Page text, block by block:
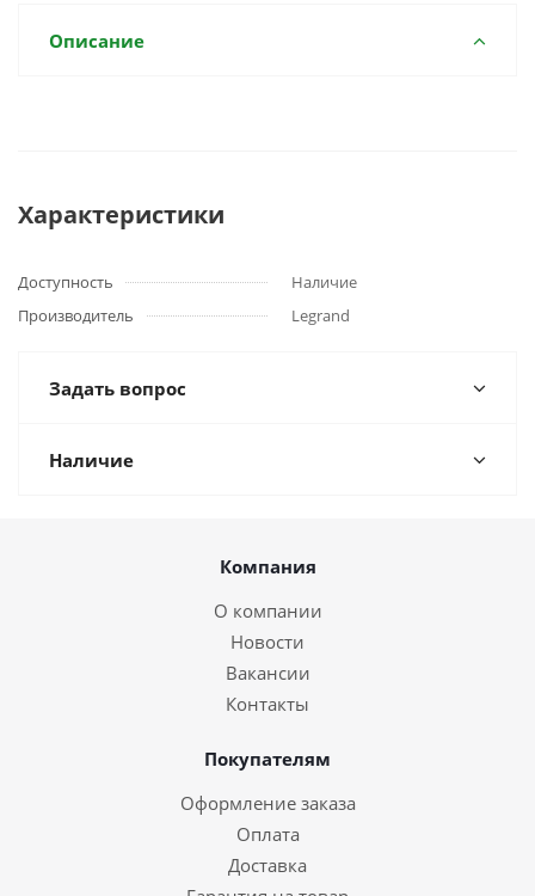
Описание
Характеристики
Доступность
Наличие
Производитель
Legrand
Задать вопрос
Наличие
Компания
О компании
Новости
Вакансии
Контакты
Покупателям
Оформление заказа
Оплата
Доставка